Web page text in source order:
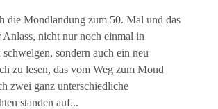
die Mondlandung zum 50. Mal und das
nicht nur noch einmal in
sondern auch ein neu
zu lesen, das vom Weg zum Mond
zwei ganz unterschiedliche
standen auf...